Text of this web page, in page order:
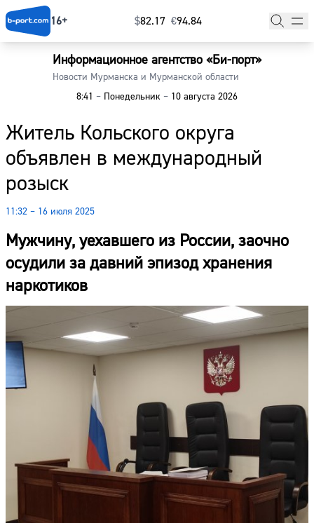
16+ $⁠82.17 €⁠94.84
Информационное агентство «Би-порт»
Новости Мурманска и Мурманской области
8:41 – Понедельник – 10 августа 2026
Житель Кольского округа
объявлен в международный
розыск
11:32 – 16 июля 2025
Мужчину, уехавшего из России, заочно
осудили за давний эпизод хранения
наркотиков
Главная
Наши гости
Фоторепортажи
Погода
Курсы валют